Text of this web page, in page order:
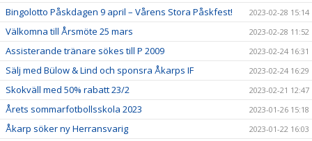
Bingolotto Påskdagen 9 april – Vårens Stora Påskfest! 2023-02-28 15:14
Välkomna till Årsmöte 25 mars 2023-02-28 11:52
Assisterande tränare sökes till P 2009 2023-02-24 16:31
Sälj med Bülow & Lind och sponsra Åkarps IF 2023-02-24 16:29
Skokväll med 50% rabatt 23/2 2023-02-21 12:47
Årets sommarfotbollsskola 2023 2023-01-26 15:18
Åkarp söker ny Herransvarig 2023-01-22 16:03